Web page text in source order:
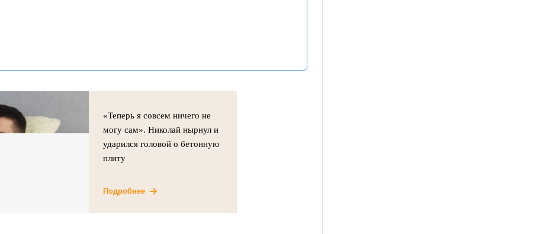
«Теперь я совсем ничего не
могу сам». Николай нырнул и
ударился головой о бетонную
плиту
Подробнее